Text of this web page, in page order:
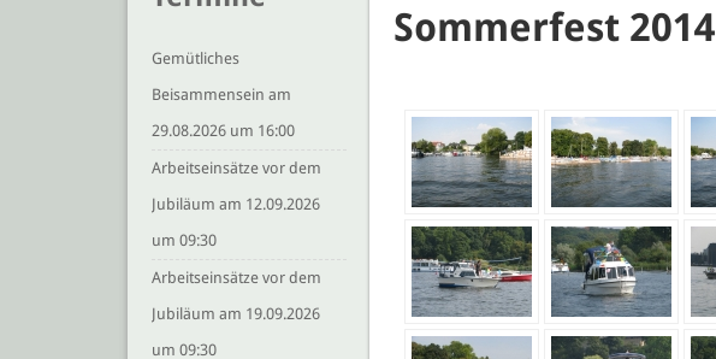
Sommerfest 2014
Gemütliches
Beisammensein am
29.08.2026 um 16:00
Arbeitseinsätze vor dem
Jubiläum am 12.09.2026
um 09:30
Arbeitseinsätze vor dem
Jubiläum am 19.09.2026
um 09:30